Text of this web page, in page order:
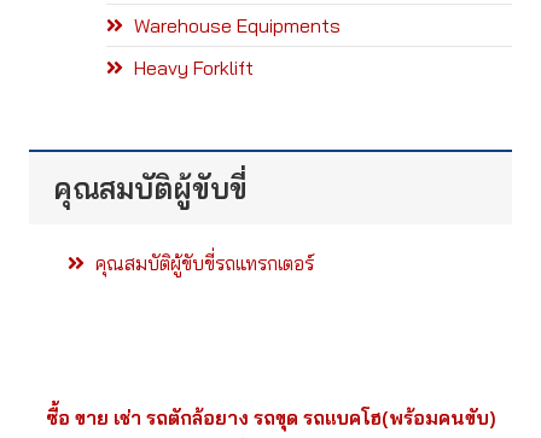
Warehouse Equipments
Heavy Forklift
คุณสมบัติผู้ขับขี่
คุณสมบัติผู้ขับขี่รถแทรกเตอร์
ซื้อ ขาย เช่า รถตักล้อยาง รถขุด รถแบคโฮ(พร้อมคนขับ)